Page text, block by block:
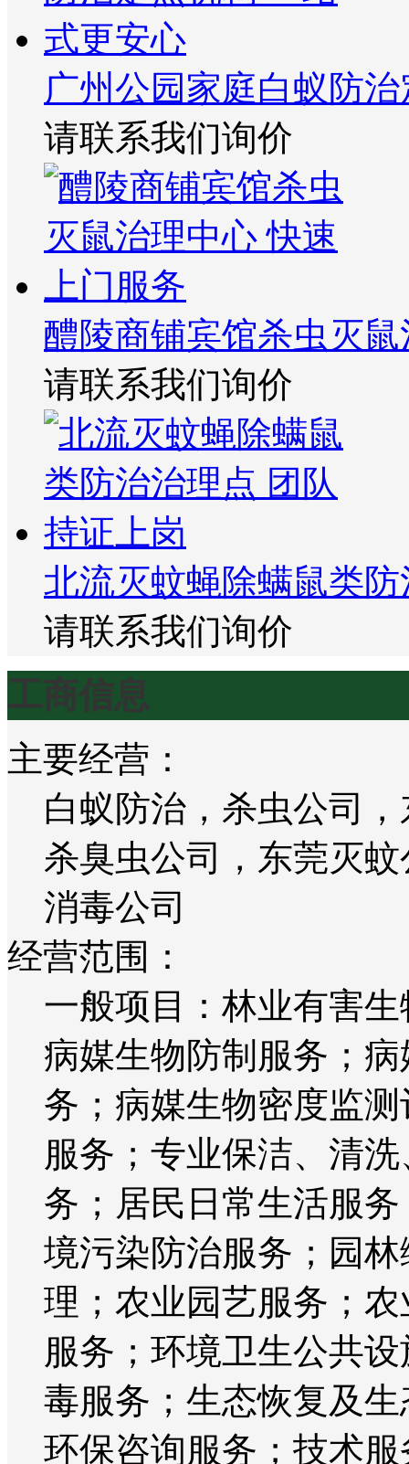
广州公园家庭白蚁防
请联系我们询价
醴陵商铺宾馆杀虫灭
请联系我们询价
北流灭蚊蝇除螨鼠类
请联系我们询价
工商信息
主要经营：
白蚁防治，杀虫公司
杀臭虫公司，东莞灭
消毒公司
经营范围：
一般项目：林业有害
病媒生物防制服务；
务；病媒生物密度监
服务；专业保洁、清
务；居民日常生活服
境污染防治服务；园
理；农业园艺服务；
服务；环境卫生公共
毒服务；生态恢复及
环保咨询服务；技术